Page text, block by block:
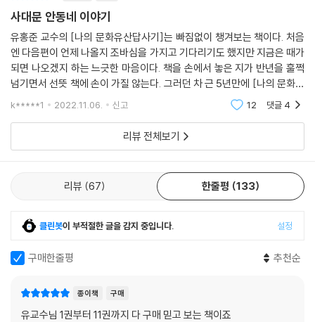
인사동 만가
북한산: 북한산과 진흥왕 순수비
북한산 / 북한산성의 문화유적 / 북한산의 사찰들 / 승가사 / 북한산 진흥
왕 순수비 / 추사 김정희의 진흥왕 순수비 재발견 과정 / 추사 김정희의 「진
흥이비고」 / 황초령비와 마운령비 / 김노경 일행의 『삼각산 기행시축』 / 진
흥왕 순수비 복제비 제작 / 사라진 비석 지붕돌을 찾아라
사대문 안동네 이야기
유홍준 교수의 [나의 문화유산답사기]는 빠짐없이 챙겨보는 책이다. 처음
엔 다음편이 언제 나올지 조바심을 가지고 기다리기도 했지만 지금은 때가
되면 나오겠지 하는 느긋한 마음이다. 책을 손에서 놓은 지가 반년을 훌쩍
넘기면서 선뜻 책에 손이 가질 않는다. 그러던 차 근 5년만에 [나의 문화유
산답사기] 서울편을 대하니 아직까지는 나와 책과의 인연이 이어지고 있
k*****1 2022.11.06. 신고 12 댓글 4
리뷰 전체보기
리뷰 67 한줄평 133
클린봇이 부적절한 글을 감지 중입니다. 설정
구매한줄평 추천순
종이책 구매
유교수님 1권부터 11권까지 다 구매 믿고 보는 책이죠